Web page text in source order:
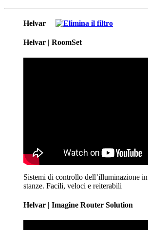
Helvar
Helvar | RoomSet
Sistemi di controllo dell’illuminazione
stanze. Facili, veloci e reiterabili
Helvar | Imagine Router Solution